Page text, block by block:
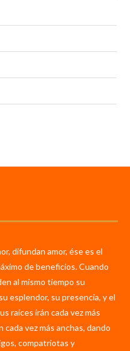
difundan amor, ése es el
de beneficios. Cuando
al mismo tiempo su
esplendor, su presencia, y el
raíces irán cada vez más
vez más anchas, dando
compatriotas y